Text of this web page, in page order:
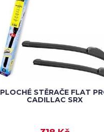
PLOCHÉ STĚRAČE FLAT
CADILLAC SRX